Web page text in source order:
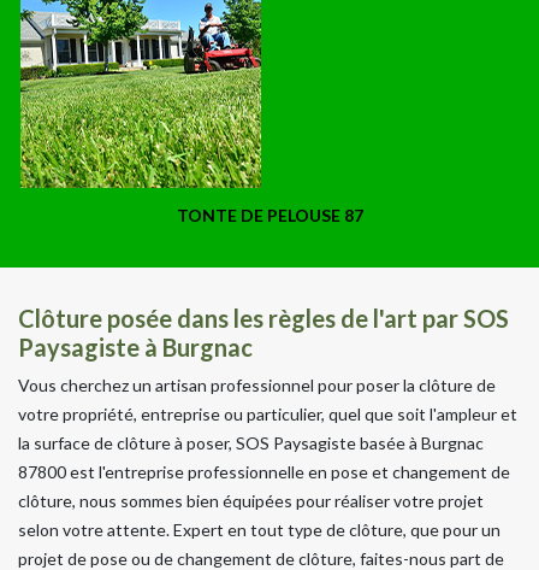
TONTE DE PELOUSE 87
Clôture posée dans les règles de l'art par SOS
Paysagiste à Burgnac
Vous cherchez un artisan professionnel pour poser la clôture de
votre propriété, entreprise ou particulier, quel que soit l'ampleur et
la surface de clôture à poser, SOS Paysagiste basée à Burgnac
87800 est l'entreprise professionnelle en pose et changement de
clôture, nous sommes bien équipées pour réaliser votre projet
selon votre attente. Expert en tout type de clôture, que pour un
projet de pose ou de changement de clôture, faites-nous part de